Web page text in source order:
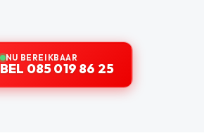
NU BEREIKBAAR
BEL 085 019 86 25